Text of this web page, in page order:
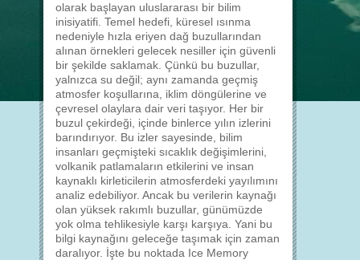
olarak başlayan uluslararası bir bilim
inisiyatifi. Temel hedefi, küresel ısınma
nedeniyle hızla eriyen dağ buzullarından
alınan örnekleri gelecek nesiller için güvenli
bir şekilde saklamak. Çünkü bu buzullar,
yalnızca su değil; aynı zamanda geçmiş
atmosfer koşullarına, iklim döngülerine ve
çevresel olaylara dair veri taşıyor. Her bir
buzul çekirdeği, içinde binlerce yılın izlerini
barındırıyor. Bu izler sayesinde, bilim
insanları geçmişteki sıcaklık değişimlerini,
volkanik patlamaların etkilerini ve insan
kaynaklı kirleticilerin atmosferdeki yayılımını
analiz edebiliyor. Ancak bu verilerin kaynağı
olan yüksek rakımlı buzullar, günümüzde
yok olma tehlikesiyle karşı karşıya. Yani bu
bilgi kaynağını geleceğe taşımak için zaman
daralıyor. İşte bu noktada Ice Memory